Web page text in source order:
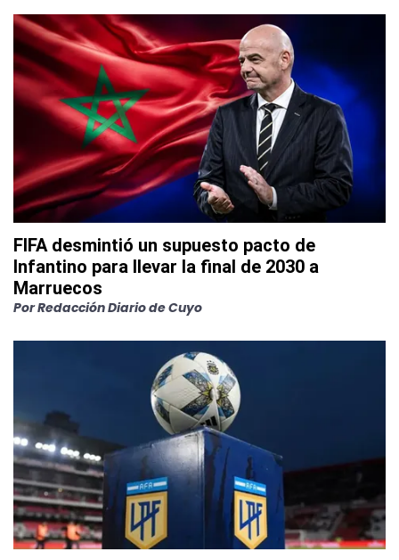
FIFA desmintió un supuesto pacto de
Infantino para llevar la final de 2030 a
Marruecos
PorRedacción Diario de Cuyo